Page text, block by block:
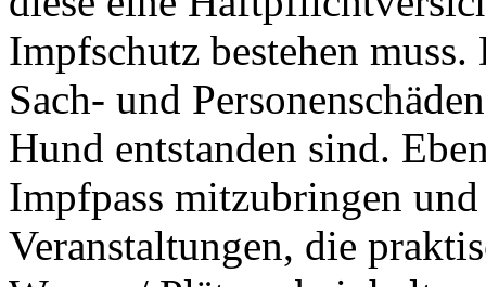
Impfschutz bestehen
Sach- und
Hund entstanden sind.
Impfpass mitzubringen
Veranstaltungen, die